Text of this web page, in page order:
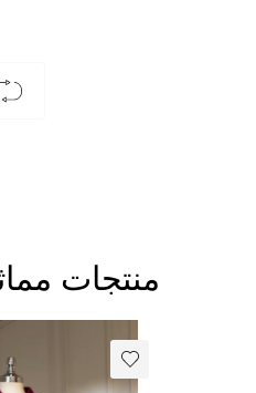
منتجات